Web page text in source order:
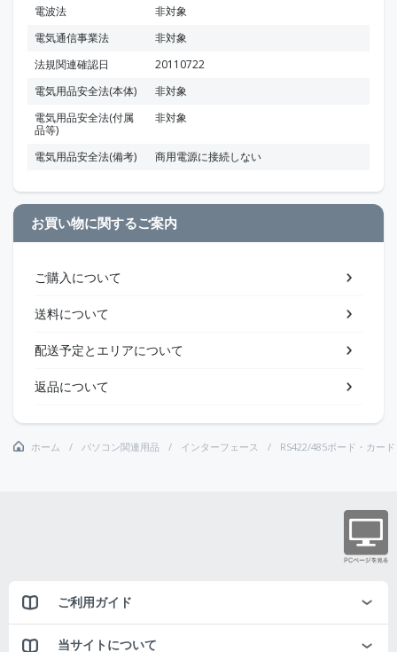
電波法
非対象
電気通信事業法
非対象
法規関連確認日
20110722
電気用品安全法(本体)
非対象
電気用品安全法(付属
品等)
非対象
電気用品安全法(備考) 商用電源に接続しない
お買い物に関するご案内
ご購入について
送料について
配送予定とエリアについて
返品について
ホーム パソコン関連用品 インターフェース RS422/485ボード・カード
ご利用ガイド
当サイトについて